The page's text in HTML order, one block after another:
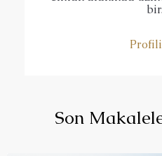
Son